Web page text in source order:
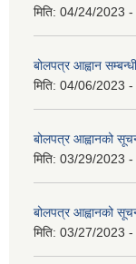
मिति: 04/24/2023 -
बोलपत्र आह्वान
मिति: 04/06/2023 -
बोलपत्र आह्वानको
मिति: 03/29/2023 -
बोलपत्र आह्वानको
मिति: 03/27/2023 -